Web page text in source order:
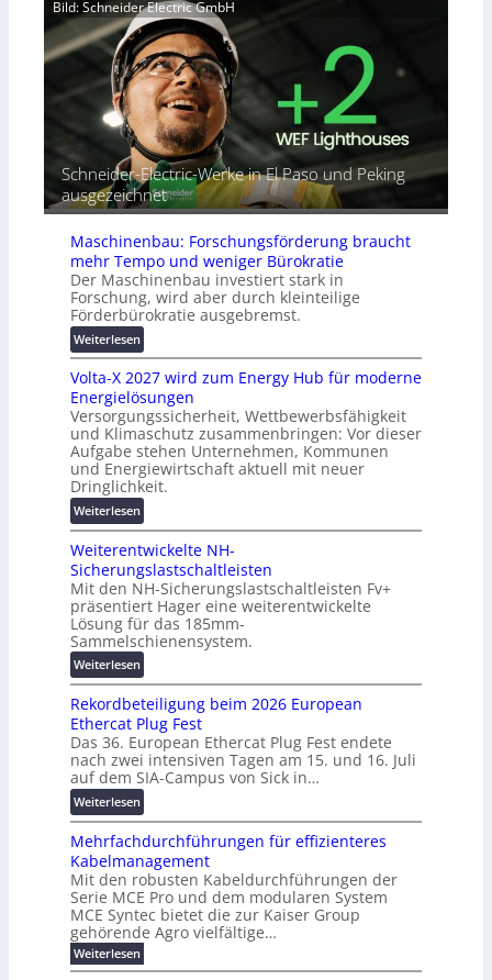
a
h
e
A
u
t
o
m
a
t
i
i
e
r
u
n
g
s
l
ö
s
u
n
g
e
n
t
o
r
i
a
r
e
i
h
e
r
b
i
n
d
e
t
G
e
r
ä
e
s
c
h
u
t
z
u
n
d
d
i
g
i
t
a
l
e
T
r
a
n
s
p
a
r
e
n
z
Bild: Schneider Electric GmbH
Schneider-Electric-Werke in El Paso und Peking
ausgezeichnet
Maschinenbau: Forschungsförderung braucht
mehr Tempo und weniger Bürokratie
Der Maschinenbau investiert stark in
Forschung, wird aber durch kleinteilige
Förderbürokratie ausgebremst.
Weiterlesen:
M
a
s
c
h
i
n
e
n
b
a
u
:
F
o
r
s
h
u
n
g
s
f
r
d
e
r
u
n
g
Volta-X 2027 wird zum Energy Hub für moderne
Energielösungen
Versorgungssicherheit, Wettbewerbsfähigkeit
und Klimaschutz zusammenbringen: Vor dieser
Aufgabe stehen Unternehmen, Kommunen
und Energiewirtschaft aktuell mit neuer
Dringlichkeit.
Weiterlesen:
V
o
l
t
a
-
X
2
0
2
7
w
i
r
d
z
u
m
E
n
e
r
g
Weiterentwickelte NH-
Sicherungslastschaltleisten
Mit den NH-Sicherungslastschaltleisten Fv+
präsentiert Hager eine weiterentwickelte
Lösung für das 185mm-
Sammelschienensystem.
Weiterlesen:
W
e
i
t
e
r
e
n
t
w
i
c
k
e
l
Rekordbeteiligung beim 2026 European
Ethercat Plug Fest
Das 36. European Ethercat Plug Fest endete
nach zwei intensiven Tagen am 15. und 16. Juli
auf dem SIA-Campus von Sick in…
Weiterlesen:
R
e
k
o
r
d
b
e
Mehrfachdurchführungen für effizienteres
Kabelmanagement
Mit den robusten Kabeldurchführungen der
Serie MCE Pro und dem modularen System
MCE Syntec bietet die zur Kaiser Group
gehörende Agro vielfältige…
Weiterlesen:
M